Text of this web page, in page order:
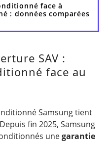
face à
: données comparées
SAV :
face au
Samsung tient
fin 2025, Samsung
unegarantie